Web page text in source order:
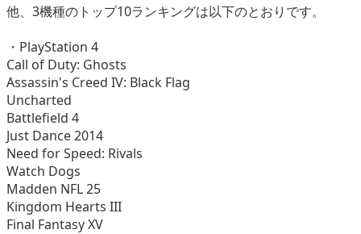
他、3機種のトップ10ランキングは以下のとおりです。
・PlayStation 4
Call of Duty: Ghosts
Assassin's Creed IV: Black Flag
Uncharted
Battlefield 4
Just Dance 2014
Need for Speed: Rivals
Watch Dogs
Madden NFL 25
Kingdom Hearts III
Final Fantasy XV